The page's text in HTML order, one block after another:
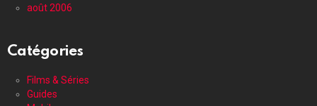
août 2006
Catégories
Films & Séries
Guides